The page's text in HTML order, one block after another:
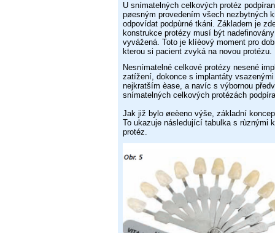
U snímatelných celkových protéz
pøesným provedením všech nezbytných
odpovídat podpùrné tkáni. Základem je
konstrukce protézy musí být
vyvážená. Toto je klíèový moment pro
kterou si pacient zvyká na novou protézu.
Nesnímatelné celkové protézy nesené
zatížení, dokonce s implantáty
nejkratším èase, a navíc s výbornou
snímatelných celkových protézách
Jak již bylo øeèeno výše, základní
To ukazuje následující tabulka s rùznými
protéz.